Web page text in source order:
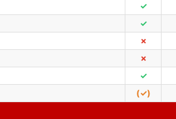
✓
✓
✗
✗
✓
(✓)